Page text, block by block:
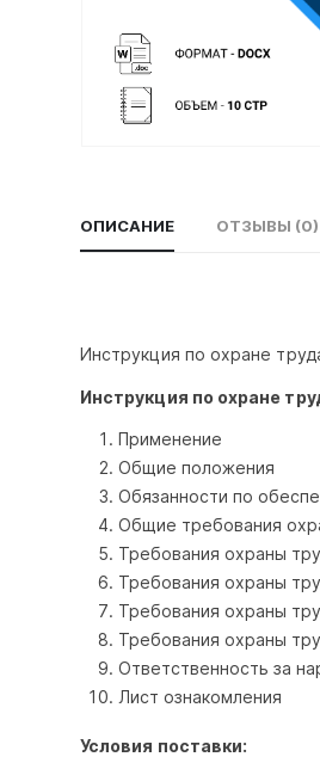
ОПИСАНИЕ ОТЗЫВЫ (0)
Инструкция по охране
Инструкция по охране
Применение
Общие положения
Обязанности по
Общие требования
Требования охраны
Требования охраны
Требования охраны
Требования охраны
Ответственность за
Лист ознакомления
Условия поставки: